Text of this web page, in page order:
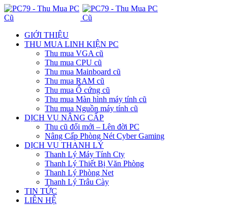
GIỚI THIỆU
THU MUA LINH KIỆN PC
Thu mua VGA cũ
Thu mua CPU cũ
Thu mua Mainboard cũ
Thu mua RAM cũ
Thu mua Ổ cứng cũ
Thu mua Màn hình máy tính cũ
Thu mua Nguồn máy tính cũ
DỊCH VỤ NÂNG CẤP
Thu cũ đổi mới – Lên đời PC
Nâng Cấp Phòng Nét Cyber Gaming
DỊCH VỤ THANH LÝ
Thanh Lý Máy Tính Cty
Thanh Lý Thiết Bị Văn Phòng
Thanh Lý Phòng Net
Thanh Lý Trâu Cày
TIN TỨC
LIÊN HỆ